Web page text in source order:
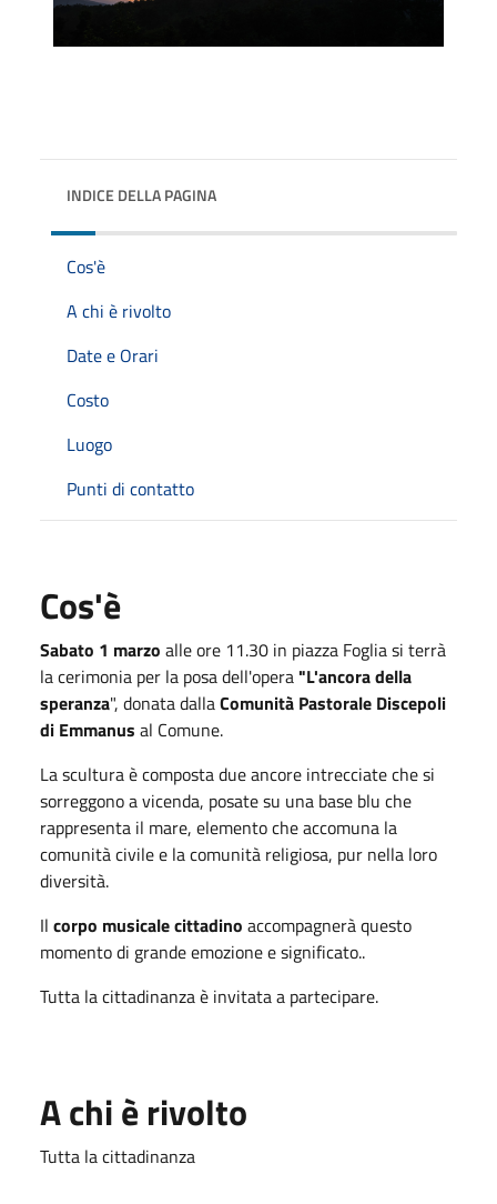
INDICE DELLA PAGINA
Cos'è
A chi è rivolto
Date e Orari
Costo
Luogo
Punti di contatto
Cos'è
Sabato 1 marzo alle ore 11.30 in piazza Foglia si terrà
la cerimonia per la posa dell'opera"L'ancora della
speranza", donata dallaComunità Pastorale Discepoli
di Emmanus al Comune.
La scultura è compostadue ancore intrecciate che si
sorreggono a vicenda, posate su una base blu che
rappresenta il mare, elemento che accomuna la
comunità civile e la comunità religiosa, pur nella loro
diversità.
Il corpo musicale cittadino accompagnerà questo
momento di grande emozione e significato..
Tutta la cittadinanza è invitata a partecipare.
A chi è rivolto
Tutta la cittadinanza